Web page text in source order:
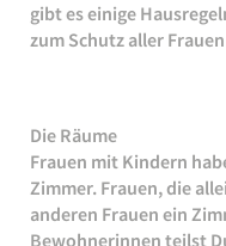
gibt es einige
zum Schutz aller
Die Räume
Frauen mit Kindern
Zimmer. Frauen, die
anderen Frauen ein
Bewohnerinnen teilst